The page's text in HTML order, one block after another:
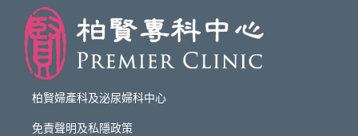
柏賢婦產科及泌尿婦科中心
免責聲明及私隱政策